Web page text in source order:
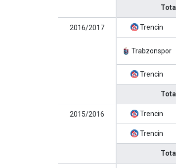
Total
2016/2017 Trencin
Trabzonspor
Trencin
Total
2015/2016 Trencin
Trencin
Total